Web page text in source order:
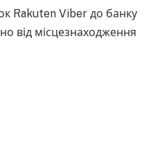
Rakuten Viber до банку
від місцезнаходження